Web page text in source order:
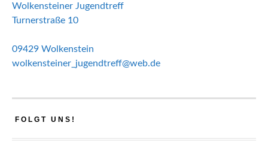
Wolkensteiner Jugendtreff
Turnerstraße 10
09429 Wolkenstein
wolkensteiner_jugendtreff@web.de
FOLGT UNS!